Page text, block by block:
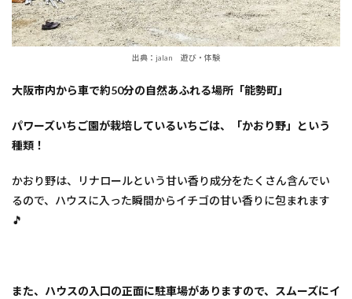
出典：jalan 遊び・体験
大阪市内から車で約50分の自然あふれる場所「能勢町」
パワーズいちご園が栽培しているいちごは、「かおり野」という
種類！
かおり野は、リナロールという甘い香り成分をたくさん含んでい
るので、ハウスに入った瞬間からイチゴの甘い香りに包まれます
🎵
また、ハウスの入口の正面に駐車場がありますので、スムーズにイ